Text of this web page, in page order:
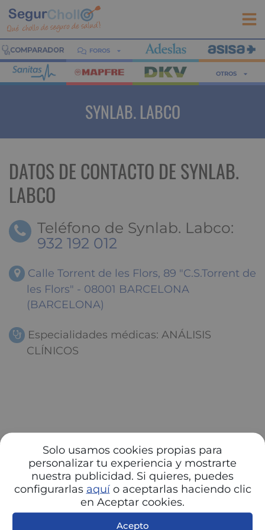
Solo usamos cookies propias para
personalizar tu experiencia y mostrarte
nuestra publicidad. Si quieres, puedes
configurarlas aquío aceptarlas haciendo clic
en Aceptar cookies.
Acepto
FOROS
OTROS
SYNLAB. LABCO
DATOS DE CONTACTO DE SYNLAB.
LABCO
Teléfono de Synlab. Labco:
932 192 012
Calle Torrent de les Flors, 89 "C.S.Torrent de
les Flors" - 08001 BARCELONA
(BARCELONA)
Especialidades médicas: ANÁLISIS
CLÍNICOS